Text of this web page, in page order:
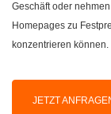
Geschäft oder
Homepages zu
konzentrieren können.
JETZT